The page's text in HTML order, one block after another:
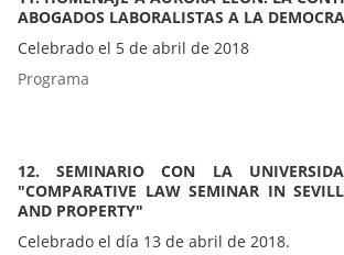
ABOGADOS LABORALISTAS A LA
Celebrado el 5 de abril de 2018
Programa
12. SEMINARIO CON LA
"COMPARATIVE LAW SEMINAR IN
AND PROPERTY"
Celebrado el día 13 de abril de 2018.